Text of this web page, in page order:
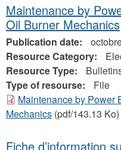
Maintenance by
Oil Burner Mechanics
Publication date:
Resource Category:
Resource Type:
Type of resourse:
File
Maintenance by Power
Mechanics (pdf/143.13 Ko)
Fiche d’information